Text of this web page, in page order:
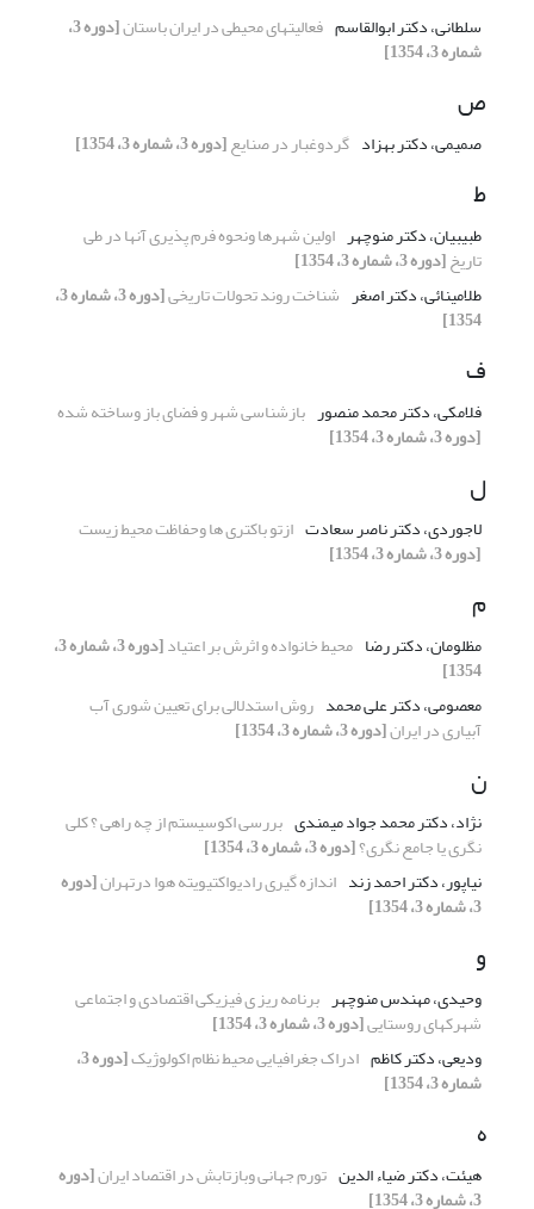
سلطانی، دکتر ابوالقاسم فعالیتهای محیطی در ایران باستان [دوره 3،
شماره 3، 1354]
ص
صمیمی، دکتر بهزاد گردوغبار در صنایع[دوره 3، شماره 3، 1354]
ط
طبیبیان، دکتر منوچهر اولین شهرها ونحوه فرم پذیری آنها در طی
تاریخ[دوره 3، شماره 3، 1354]
طلامینائی، دکتر اصغر شناخت روند تحولات تاریخی [دوره 3، شماره 3،
1354]
ف
فلامکی، دکتر محمد منصور بازشناسی شهر و فضای باز وساخته شده
[دوره 3، شماره 3، 1354]
ل
لاجوردی، دکتر ناصر سعادت ازتو باکتری ها وحفاظت محیط زیست
[دوره 3، شماره 3، 1354]
م
مظلومان، دکتر رضا محیط خانواده و اثرش بر اعتیاد [دوره 3، شماره 3،
1354]
معصومی، دکتر علی محمد روش استدلالی برای تعیین شوری آب
آبیاری در ایران[دوره 3، شماره 3، 1354]
ن
نژاد، دکتر محمد جواد میمندی بررسی اکوسیستم از چه راهی ؟ کلی
نگری یا جامع نگری؟[دوره 3، شماره 3، 1354]
نیاپور، دکتر احمد زند اندازه گیری رادیواکتیویته هوا درتهران[دوره
3، شماره 3، 1354]
و
وحیدی، مهندس منوچهر برنامه ریز ی فیزیکی اقتصادی و اجتماعی
شهرکهای روستایی[دوره 3، شماره 3، 1354]
ودیعی، دکتر کاظم ادراک جغرافیایی محیط نظام اکولوژیک [دوره 3،
شماره 3، 1354]
ه
هیئت، دکتر ضیاء الدین تورم جهانی وبازتابش در اقتصاد ایران[دوره
3، شماره 3، 1354]